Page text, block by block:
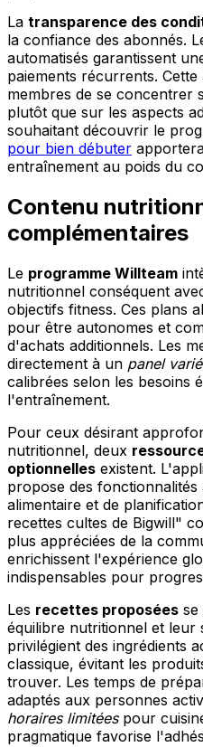
La transparence des
la confiance des abonnés.
automatisés garantissent
paiements récurrents.
membres de se concentrer
plutôt que sur les aspects
souhaitant découvrir le
pour bien débuter
entraînement au poids du
Contenu
complémentaires
Le programme Willteam
nutritionnel conséquent
objectifs fitness. Ces plans
pour être autonomes et
d'achats additionnels. Les
directement à un panel
calibrées selon les besoins
l'entraînement.
Pour ceux désirant
nutritionnel, deux
optionnelles existent.
propose des fonctionnalités
alimentaire et de
recettes cultes de Bigwill"
plus appréciées de la
enrichissent l'expérience
indispensables pour
Les recettes proposées se
équilibre nutritionnel et leur
privilégient des ingrédients
classique, évitant les
trouver. Les temps de
adaptés aux personnes
horaires limitéespour
pragmatique favorise